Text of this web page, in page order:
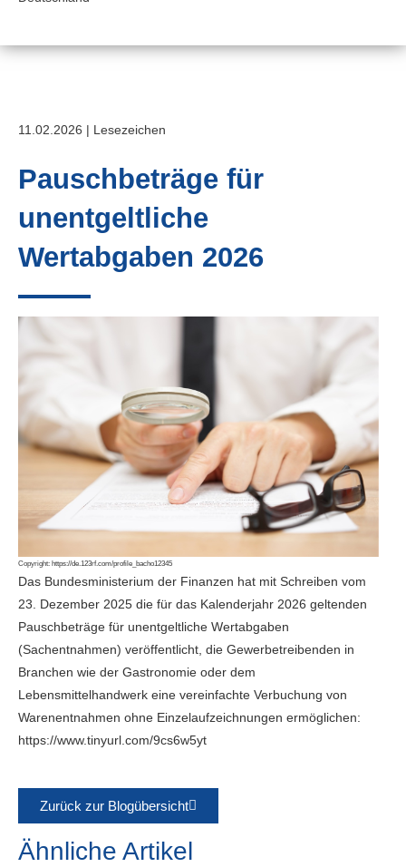
Ähnliche Artikel
11.02.2026 | Lesezeichen
Pauschbeträge für
unentgeltliche
Wertabgaben 2026
Copyright: https://de.123rf.com/profile_bacho12345
Das Bundesministerium der Finanzen hat mit Schreiben vom
23. Dezember 2025 die für das Kalenderjahr 2026 geltenden
Pauschbeträge für unentgeltliche Wertabgaben
(Sachentnahmen) veröffentlicht, die Gewerbetreibenden in
Branchen wie der Gastronomie oder dem
Lebensmittelhandwerk eine vereinfachte Verbuchung von
Warenentnahmen ohne Einzelaufzeichnungen ermöglichen:
https://www.tinyurl.com/9cs6w5yt
Zurück zur Blogübersicht